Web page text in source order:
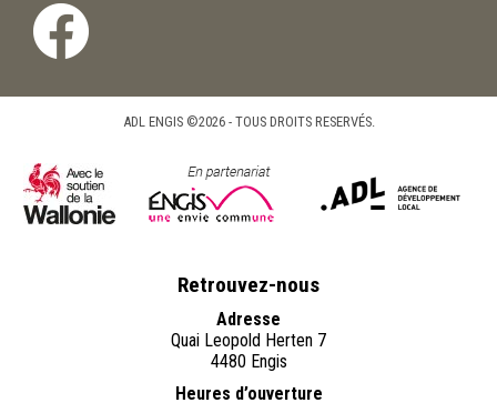
ADL ENGIS ©2026 - TOUS DROITS RESERVÉS.
Retrouvez-nous
Adresse
Quai Leopold Herten 7
4480 Engis
Heures d’ouverture